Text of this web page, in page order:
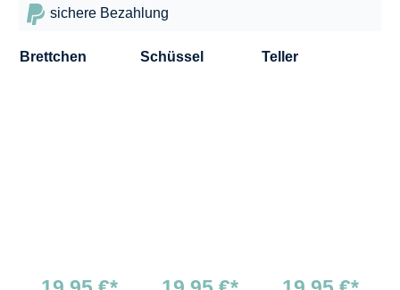
Brettchen Schüssel Teller
sichere Bezahlung